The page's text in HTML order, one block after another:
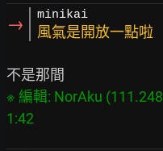
→ minikai
風氣是開放一點啦
※ 編輯: NorAku